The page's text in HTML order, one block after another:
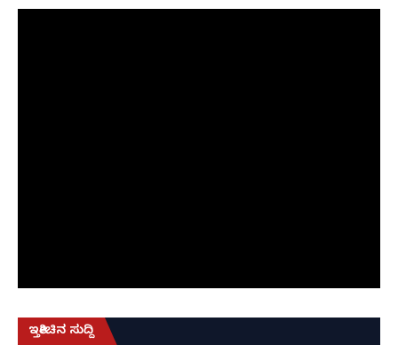
ಇತ್ತೀಚಿನ ಸುದ್ದಿ